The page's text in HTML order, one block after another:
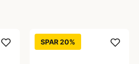
SPAR 20%